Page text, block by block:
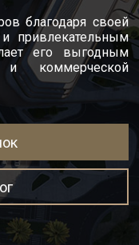
благодаря своей
привлекательным
его выгодным
коммерческой